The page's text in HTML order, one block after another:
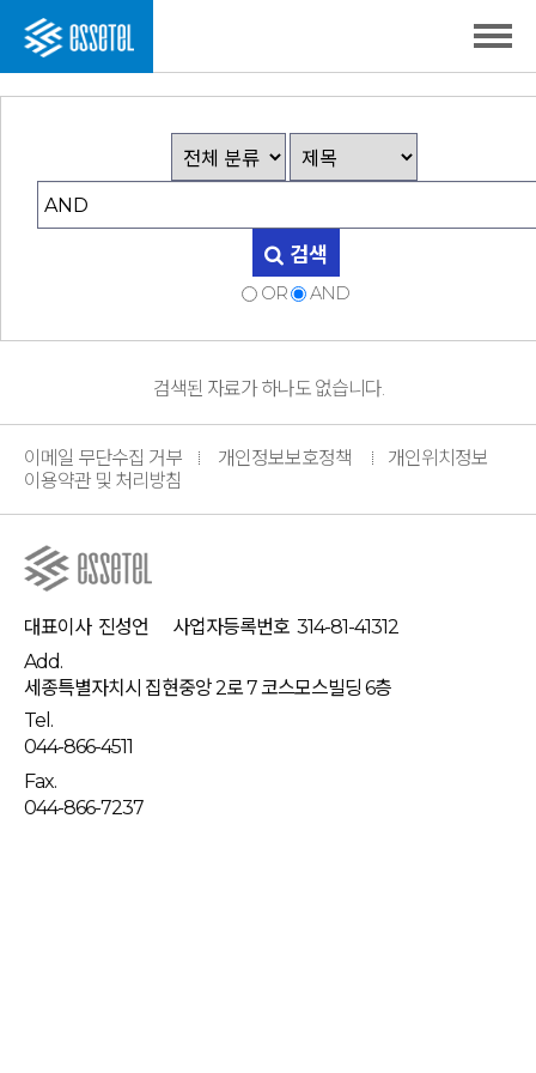
검색
OR AND
검색된 자료가 하나도 없습니다.
이메일 무단수집 거부 개인정보보호정책
개인위치정보
이용약관 및 처리방침
대표이사 진성언 사업자등록번호 314-81-41312
Add.
세종특별자치시 집현중앙 2로 7 코스모스빌딩 6층
Tel.
044-866-4511
Fax.
044-866-7237